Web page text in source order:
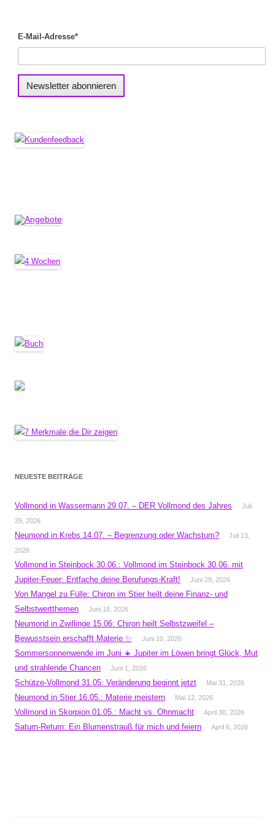
E-Mail-Adresse*
NEUESTE BEITRÄGE
Vollmond in Wassermann 29.07. – DER Vollmond des Jahres
Juli
29, 2026
Neumond in Krebs 14.07. – Begrenzung oder Wachstum?
Juli 13,
2026
Vollmond in Steinbock 30.06.: Vollmond im Steinbock 30.06. mit
Jupiter-Feuer: Entfache deine Berufungs-Kraft!
Juni 29, 2026
Von Mangel zu Fülle: Chiron im Stier heilt deine Finanz- und
Selbstwertthemen
Juni 18, 2026
Neumond in Zwillinge 15.06: Chiron heilt Selbstzweifel –
Bewusstsein erschafft Materie ✨
Juni 10, 2026
Sommersonnenwende im Juni ☀️ Jupiter im Löwen bringt Glück, Mut
und strahlende Chancen
Juni 1, 2026
Schütze-Vollmond 31.05: Veränderung beginnt jetzt Mai 31, 2026
Neumond in Stier 16.05.: Materie meistern Mai 12, 2026
Vollmond in Skorpion 01.05.: Macht vs. Ohnmacht April 30, 2026
Saturn-Return: Ein Blumenstrauß für mich und feiern April 6, 2026